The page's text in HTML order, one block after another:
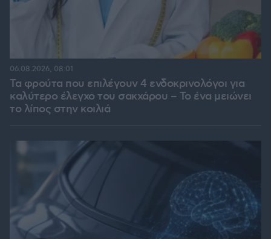
Τα φρούτα που επιλέγουν 4 ενδοκρινολόγοι για
καλύτερο έλεγχο του σακχάρου – Το ένα μειώνει
το λίπος στην κοιλιά
06.08.2026, 08:01